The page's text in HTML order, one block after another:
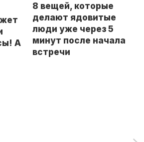
А
8 вещей, которые
делают ядовитые
люди уже через 5
минут после начала
встречи